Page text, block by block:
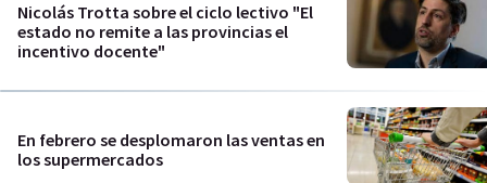
Nicolás Trotta sobre el ciclo lectivo "El
estado no remite a las provincias el
incentivo docente"
En febrero se desplomaron las ventas en
los supermercados